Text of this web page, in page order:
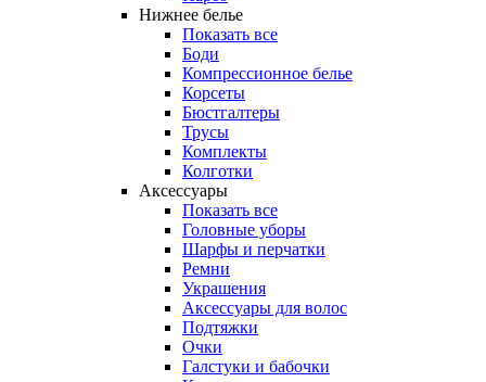
Нижнее белье
Показать все
Боди
Компрессионное белье
Корсеты
Бюстгалтеры
Трусы
Комплекты
Колготки
Аксессуары
Показать все
Головные уборы
Шарфы и перчатки
Ремни
Украшения
Аксессуары для волос
Подтяжки
Очки
Галстуки и бабочки